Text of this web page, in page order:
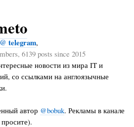
telegram,
6139 posts since 2015
новости из мира IT и
со ссылками на англоязычные
автор @bobuk. Рекламы в канале